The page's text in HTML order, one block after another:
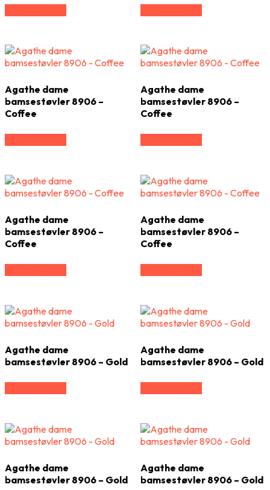
Agathe dame
bamsestøvler 8906 –
Coffee
Agathe dame
bamsestøvler 8906 –
Coffee
Agathe dame
bamsestøvler 8906 –
Coffee
Agathe dame
bamsestøvler 8906 –
Coffee
Agathe dame
bamsestøvler 8906 – Gold
Agathe dame
bamsestøvler 8906 – Gold
Agathe dame
bamsestøvler 8906 – Gold
Agathe dame
bamsestøvler 8906 – Gold